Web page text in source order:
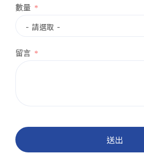
數量
留言
送出